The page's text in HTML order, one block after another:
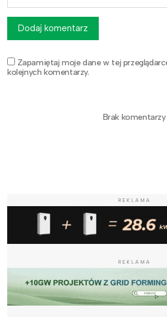
Zapamiętaj moje dane w tej
kolejnych komentarzy.
Dodaj komentarz
Brak komentarzy
REKLAMA
REKLAMA